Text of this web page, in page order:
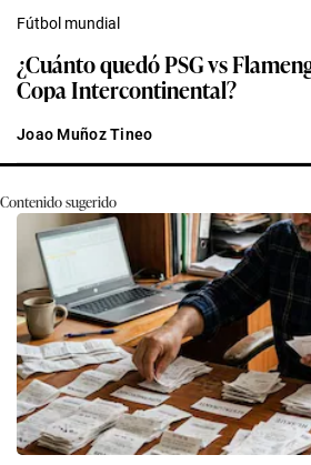
Fútbol mundial
¿Cuánto quedó PSG vs
Copa Intercontinental?
Joao Muñoz Tineo
Contenido sugerido